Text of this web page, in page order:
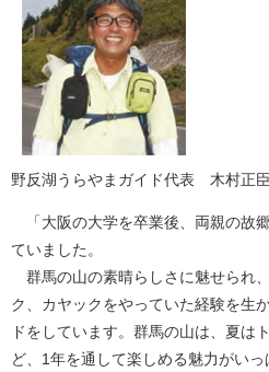
野反湖うらやまガイド代表 木村正
「大阪の大学を卒業後、両親の故
ていました。
群馬の山の素晴らしさに魅せられ
ク、カヤックをやっていた経験を生
ドをしています。群馬の山は、夏は
ど、1年を通して楽しめる魅力がい